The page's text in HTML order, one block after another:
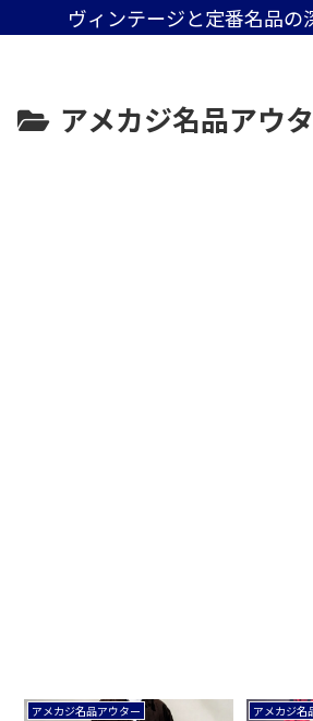
ヴィンテージと定番名品の
アメカジ名品アウ
アメカジ名品アウター アメカジ名